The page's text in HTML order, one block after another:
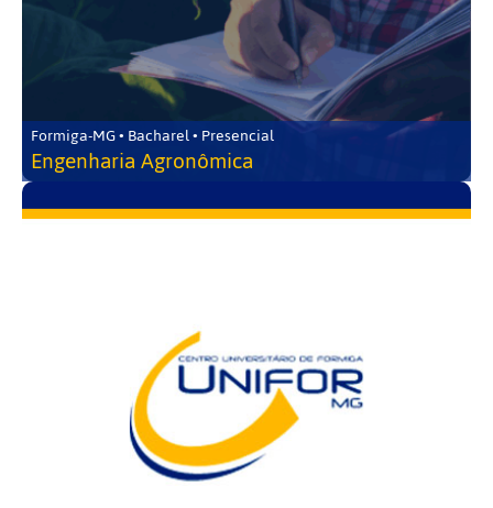
Formiga-MG • Bacharel • Presencial
Engenharia Agronômica